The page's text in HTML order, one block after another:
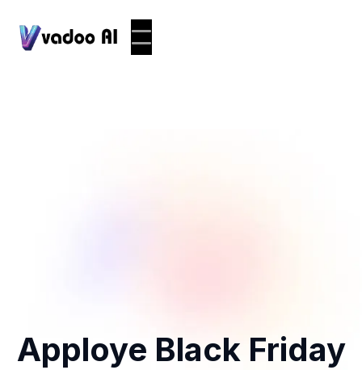
Apploye Black Friday